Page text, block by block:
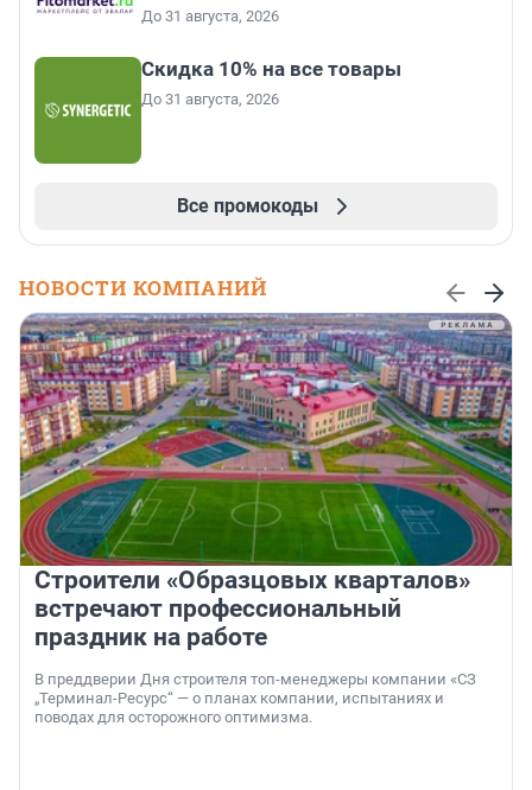
До 31 августа, 2026
Скидка 10% на все товары
До 31 августа, 2026
Все промокоды
НОВОСТИ КОМПАНИЙ
Строители «Образцовых кварталов»
встречают профессиональный
праздник на работе
В преддверии Дня строителя топ-менеджеры компании «СЗ
„Терминал-Ресурс“ — о планах компании, испытаниях и
поводах для осторожного оптимизма.